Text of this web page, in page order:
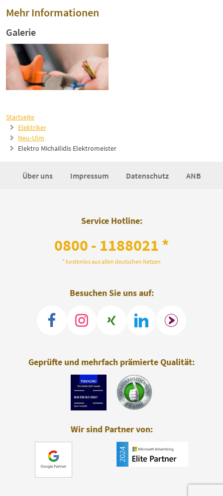
Startseite
Elektriker
Neu-Ulm
Elektro Michailidis Elektromeister
Mehr Informationen
Galerie
Über uns Impressum Datenschutz ANB
Service Hotline:
0800 - 1188021 *
* kostenlos aus allen deutschen Netzen
Besuchen Sie uns auf:
Geprüfte und mehrfach prämierte Qualität:
Wir sind Partner von: